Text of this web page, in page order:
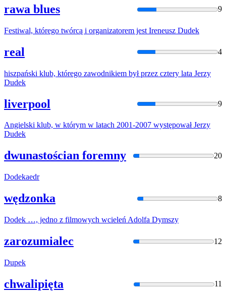
rawa blues 9
Festiwal, którego twórcą i organizatorem jest Ireneusz Dudek
real 4
hiszpański klub, którego zawodnikiem był przez cztery lata Jerzy
Dudek
liverpool 9
Angielski klub, w którym w latach 2001-2007 występował Jerzy
Dudek
dwunastościan foremny 20
Dodekaedr
wędzonka 8
Dodek …, jedno z filmowych wcieleń Adolfa Dymszy
zarozumialec 12
Dupek
chwalipięta 11